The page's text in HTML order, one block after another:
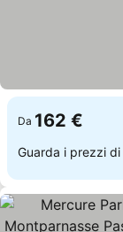
Da 162 €
Guarda i prezzi di